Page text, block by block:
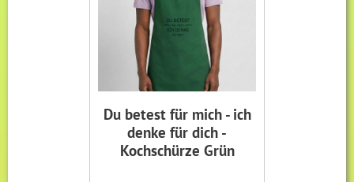
Du betest für mich - ich
denke für dich -
Kochschürze Grün